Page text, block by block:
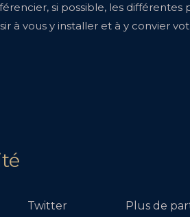
si possible, les différentes
à vous y installer et à y convier
Twitter Plus de